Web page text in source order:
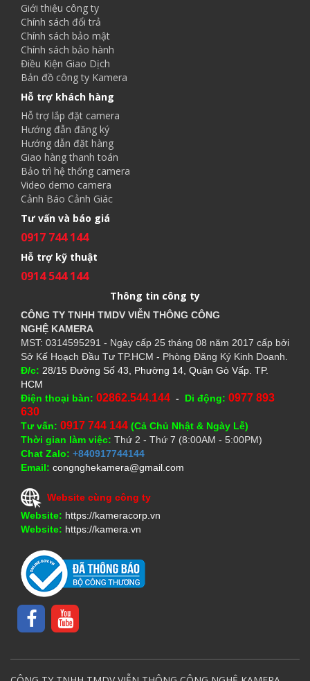
Giới thiệu công ty
Chính sách đổi trả
Chính sách bảo mật
Chính sách bảo hành
Điều Kiện Giao Dịch
Bản đồ công ty Kamera
Hỗ trợ khách hàng
Hỗ trợ lắp đặt camera
Hướng đẫn đăng ký
Hướng dẫn đặt hàng
Giao hàng thanh toán
Bảo trì hệ thống camera
Video demo camera
Cảnh Báo Cảnh Giác
Tư vấn và báo giá
0917 744 144
Hỗ trợ kỹ thuật
0914 544 144
Thông tin công ty
CÔNG TY TNHH TMDV VIỄN THÔNG CÔNG
NGHỆ KAMERA
MST: 0314595291 - Ngày cấp 25 tháng 08 năm 2017 cấp bởi
Sở Kế Hoạch Đầu Tư TP.HCM - Phòng Đăng Ký Kinh Doanh.
Đ/c: 28/15 Đường Số 43, Phường 14, Quận Gò Vấp. TP.
HCM
Điện thoại bàn: 02862.544.144 - Di động: 0977 893
630
Tư vấn: 0917 744 144 (Cả Chủ Nhật & Ngày Lễ)
Thời gian làm việc: Thứ 2 - Thứ 7 (8:00AM - 5:00PM)
Chat Zalo: +840917744144
Email: congnghekamera@gmail.com
Website cùng công ty
Website: https://kameracorp.vn
Website: https://kamera.vn